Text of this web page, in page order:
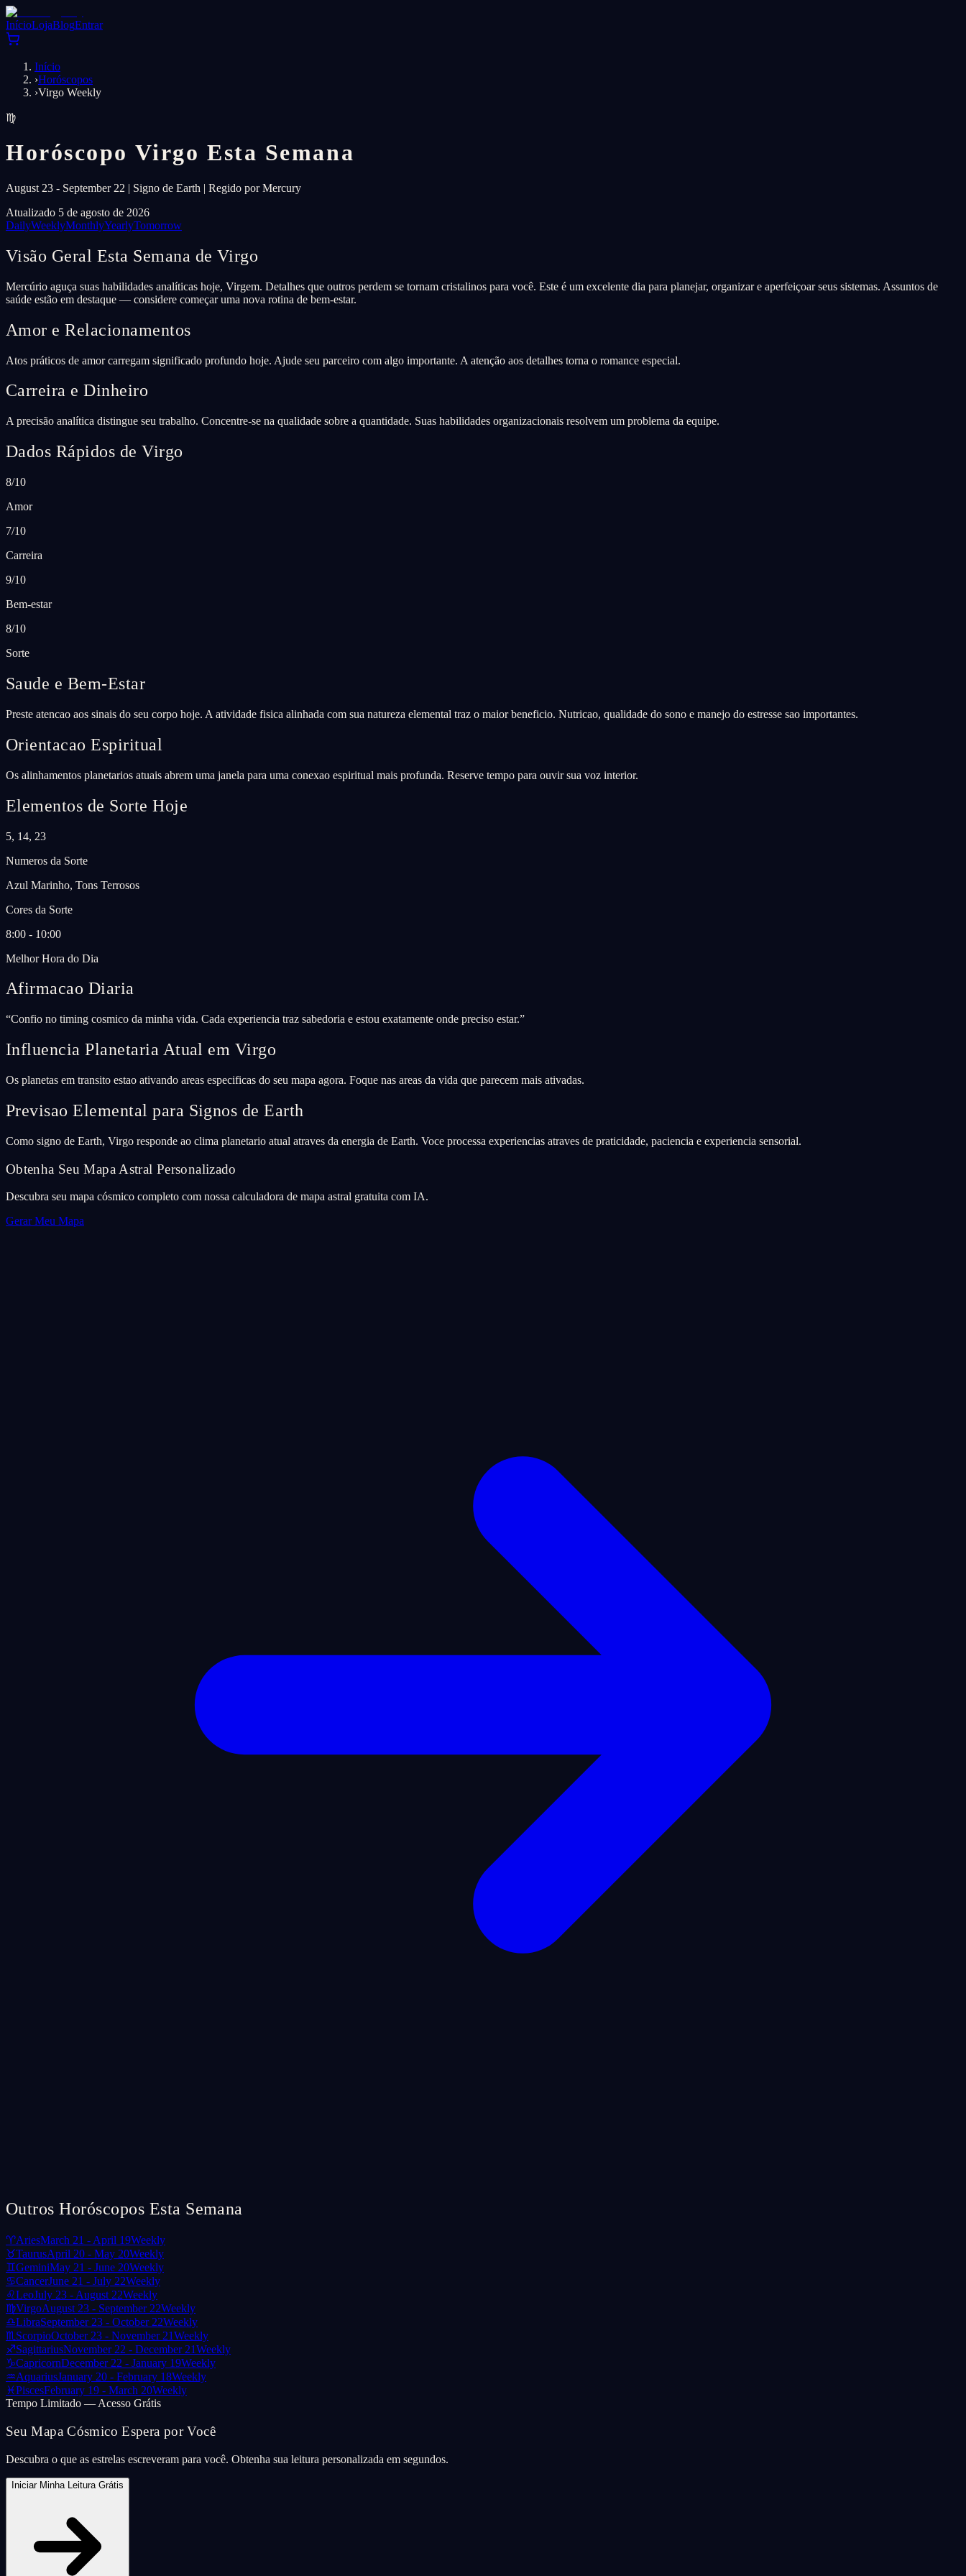
InícioLojaBlogEntrar
Início
›Horóscopos
›Virgo Weekly
♍
Horóscopo Virgo Esta Semana
August 23 - September 22 | Signo de Earth | Regido por Mercury
Atualizado 5 de agosto de 2026
DailyWeeklyMonthlyYearlyTomorrow
Visão Geral Esta Semana de Virgo
Mercúrio aguça suas habilidades analíticas hoje, Virgem. Detalhes que outros perdem se tornam cristalinos para você. Este é um excelente dia para planejar, organizar e aperfeiçoar seus sistemas. Assuntos de
saúde estão em destaque — considere começar uma nova rotina de bem-estar.
Amor e Relacionamentos
Atos práticos de amor carregam significado profundo hoje. Ajude seu parceiro com algo importante. A atenção aos detalhes torna o romance especial.
Carreira e Dinheiro
A precisão analítica distingue seu trabalho. Concentre-se na qualidade sobre a quantidade. Suas habilidades organizacionais resolvem um problema da equipe.
Dados Rápidos de Virgo
8/10
Amor
7/10
Carreira
9/10
Bem-estar
8/10
Sorte
Saude e Bem-Estar
Preste atencao aos sinais do seu corpo hoje. A atividade fisica alinhada com sua natureza elemental traz o maior beneficio. Nutricao, qualidade do sono e manejo do estresse sao importantes.
Orientacao Espiritual
Os alinhamentos planetarios atuais abrem uma janela para uma conexao espiritual mais profunda. Reserve tempo para ouvir sua voz interior.
Elementos de Sorte Hoje
5, 14, 23
Numeros da Sorte
Azul Marinho, Tons Terrosos
Cores da Sorte
8:00 - 10:00
Melhor Hora do Dia
Afirmacao Diaria
“Confio no timing cosmico da minha vida. Cada experiencia traz sabedoria e estou exatamente onde preciso estar.”
Influencia Planetaria Atual em Virgo
Os planetas em transito estao ativando areas especificas do seu mapa agora. Foque nas areas da vida que parecem mais ativadas.
Previsao Elemental para Signos de Earth
Como signo de Earth, Virgo responde ao clima planetario atual atraves da energia de Earth. Voce processa experiencias atraves de praticidade, paciencia e experiencia sensorial.
Obtenha Seu Mapa Astral Personalizado
Descubra seu mapa cósmico completo com nossa calculadora de mapa astral gratuita com IA.
Gerar Meu Mapa
Outros Horóscopos Esta Semana
♈AriesMarch 21 - April 19Weekly
♉TaurusApril 20 - May 20Weekly
♊GeminiMay 21 - June 20Weekly
♋CancerJune 21 - July 22Weekly
♌LeoJuly 23 - August 22Weekly
♍VirgoAugust 23 - September 22Weekly
♎LibraSeptember 23 - October 22Weekly
♏ ScorpioOctober 23 - November 21Weekly
♐SagittariusNovember 22 - December 21Weekly
♑CapricornDecember 22 - January 19Weekly
♒AquariusJanuary 20 - February 18Weekly
♓PiscesFebruary 19 - March 20Weekly
Tempo Limitado — Acesso Grátis
Seu Mapa Cósmico Espera por Você
Descubra o que as estrelas escreveram para você. Obtenha sua leitura personalizada em segundos.
Iniciar Minha Leitura Grátis